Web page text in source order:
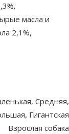
масла и
2,1%,
Средняя,
Гигантская
Взрослая собака